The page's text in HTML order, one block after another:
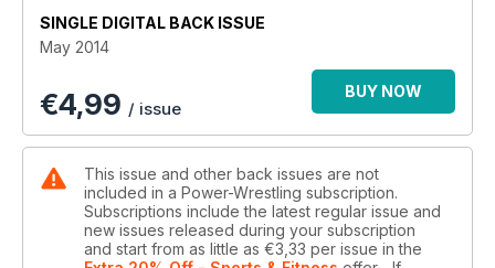
von Sky ins Free-TV - Alles zu den Veränderungen
*** Sheamus: One Last Chance? Die Karriere des keltischen
Kriegers auf dem Prüfstand
*** Extreme Questions - Das PW-Quiz des Monats rund um
extreme Momente aus WWE, WCW und ECW
*** Batista - die Serie: Teil 1 der großen Reihe rund um The
Animal - Seine Anfänge in der WWE
*** Das WWE Network - Lohnt sich der Neid? Wir haben das
neue Angebot ausführlich getestet
*** WWE im TV: Daniel Bryan hat endlich den WWE-Titel,
Paige überrascht mit ihrem WWE-Debüt, Aus Cesaro wird der
SINGLE DIGITAL BACK ISSUE
May 2014
€4,99 / issue
BUY NOW
This issue and other back issues are not
included in a Power-Wrestling subscription.
Subscriptions include the latest regular issue and
new issues released during your subscription
and start from as little as €3,33 per issue in the